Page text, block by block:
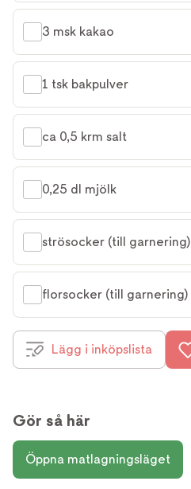
3 msk kakao
1 tsk bakpulver
ca 0,5 krm salt
0,25 dl mjölk
strösocker (till garnering)
florsocker (till garnering)
Lägg i inköpslista
Gör så här
Öppna matlagningsläget